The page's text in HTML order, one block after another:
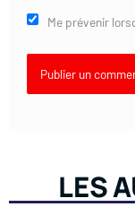
Me prévenir
LES